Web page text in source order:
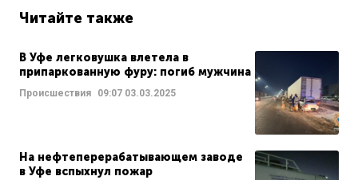
Читайте также
В Уфе легковушка влетела в
припаркованную фуру: погиб мужчина
Происшествия 09:07 03.03.2025
На нефтеперерабатывающем заводе
в Уфе вспыхнул пожар